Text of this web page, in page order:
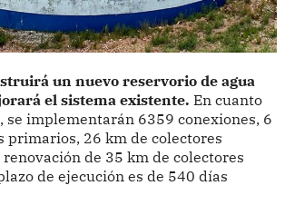
un nuevo reservorio de agua
el sistema existente. En cuanto
implementarán 6359 conexiones, 6
primarios, 26 km de colectores
de 35 km de colectores
de ejecución es de 540 días